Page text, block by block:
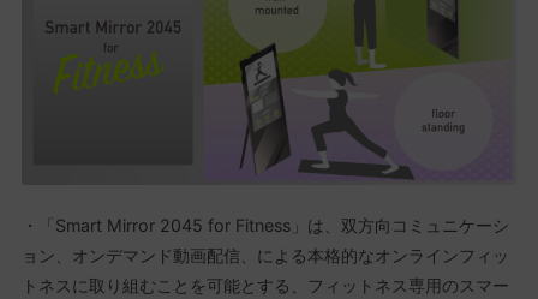
・「Smart Mirror 2045 for Fitness」は、双方向コミュニケーシ
ョン、オンデマンド動画配信、による本格的なオンラインフィッ
トネスに取り組むことを可能とする、フィットネス専用のスマー